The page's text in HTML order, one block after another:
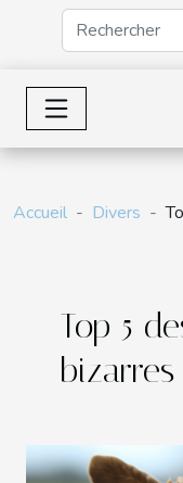
Accueil Divers
Top 5
bizarres